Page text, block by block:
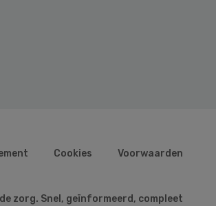
Cookies Voorwaarden
zorg. Snel, geïnformeerd, compleet